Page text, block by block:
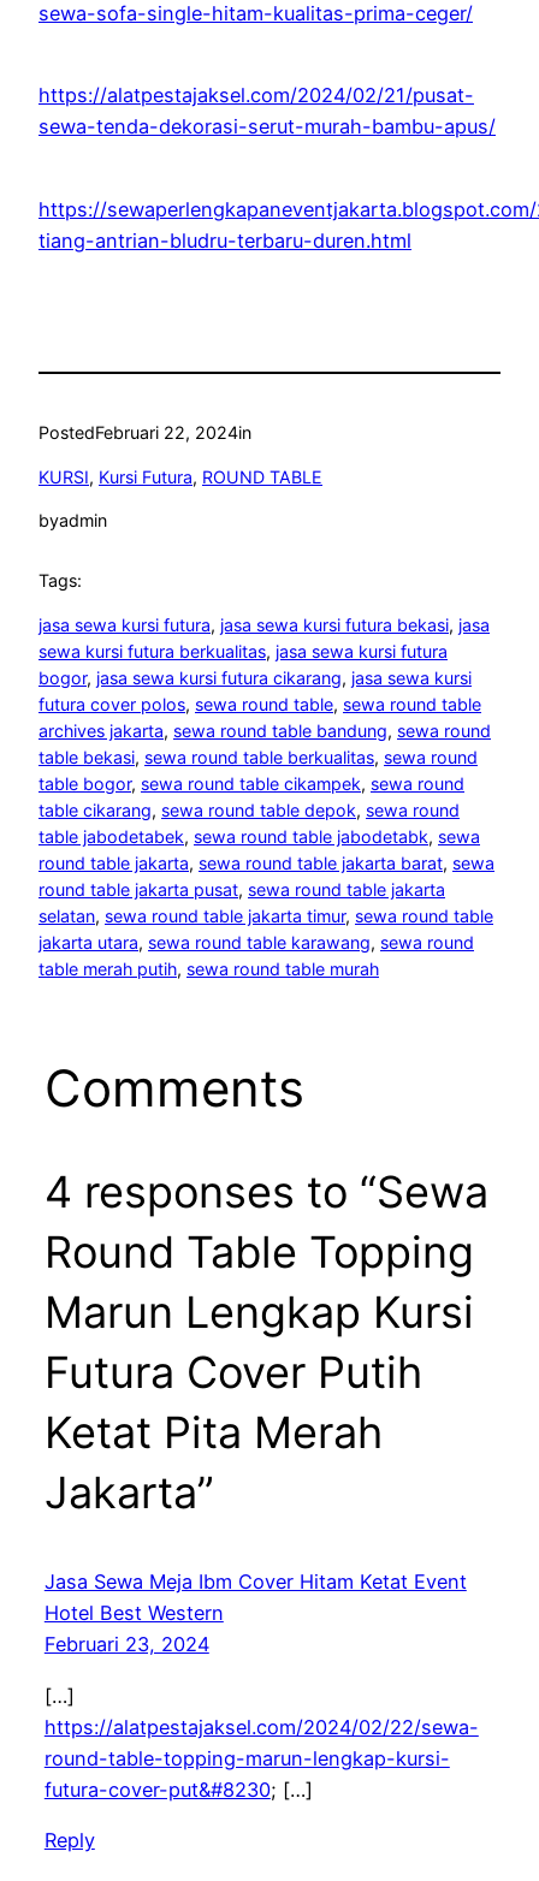
sewa-sofa-single-hitam-kualitas-prima-ceger/
https://alatpestajaksel.com/2024/02/21/pusat-
sewa-tenda-dekorasi-serut-murah-bambu-apus/
https://
tiang-antrian-bludru-terbaru-duren.html
PostedFebruari 22, 2024in
KURSI, Kursi Futura, ROUND TABLE
byadmin
Tags:
jasa sewa kursi futura, jasa sewa kursi futura bekasi, jasa
sewa kursi futura berkualitas, jasa sewa kursi futura
bogor, jasa sewa kursi futura cikarang, jasa sewa kursi
futura cover polos, sewa round table, sewa round table
archives jakarta, sewa round table bandung, sewa round
table bekasi, sewa round table berkualitas, sewa round
table bogor, sewa round table cikampek, sewa round
table cikarang, sewa round table depok, sewa round
table jabodetabek, sewa round table jabodetabk, sewa
round table jakarta, sewa round table jakarta barat, sewa
round table jakarta pusat, sewa round table jakarta
selatan, sewa round table jakarta timur, sewa round table
jakarta utara, sewa round table karawang, sewa round
table merah putih, sewa round table murah
Comments
4 responses to “Sewa
Round Table Topping
Marun Lengkap Kursi
Futura Cover Putih
Ketat Pita Merah
Jakarta”
Jasa Sewa Meja Ibm Cover Hitam Ketat Event
Hotel Best Western
Februari 23, 2024
[…]
https://alatpestajaksel.com/2024/02/22/sewa-
round-table-topping-marun-lengkap-kursi-
futura-cover-put&#8230; […]
Reply